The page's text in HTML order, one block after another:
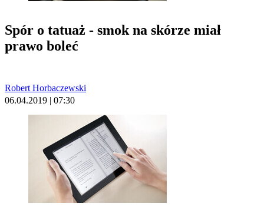
Spór o tatuaż - smok na skórze miał
prawo boleć
Robert Horbaczewski
06.04.2019 | 07:30